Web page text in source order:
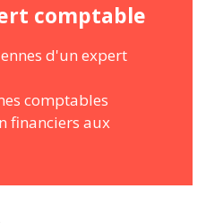
comptable
d'un expert
comptables
financiers aux